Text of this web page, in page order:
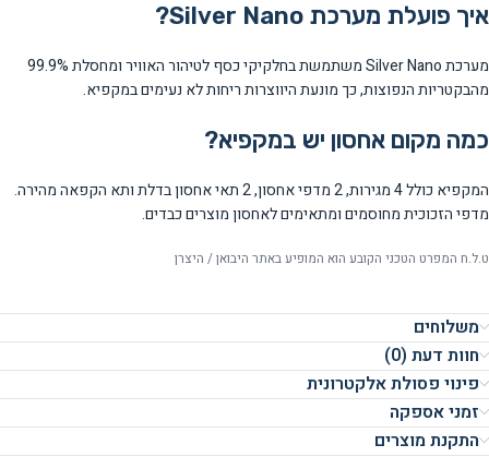
איך פועלת מערכת Silver Nano?
מערכת Silver Nano משתמשת בחלקיקי כסף לטיהור האוויר ומחסלת 99.9%
מהבקטריות הנפוצות, כך מונעת היווצרות ריחות לא נעימים במקפיא.
כמה מקום אחסון יש במקפיא?
המקפיא כולל 4 מגירות, 2 מדפי אחסון, 2 תאי אחסון בדלת ותא הקפאה מהירה.
מדפי הזכוכית מחוסמים ומתאימים לאחסון מוצרים כבדים.
ט.ל.ח המפרט הטכני הקובע הוא המופיע באתר היבואן / היצרן
משלוחים
חוות דעת (0)
פינוי פסולת אלקטרונית
זמני אספקה
התקנת מוצרים